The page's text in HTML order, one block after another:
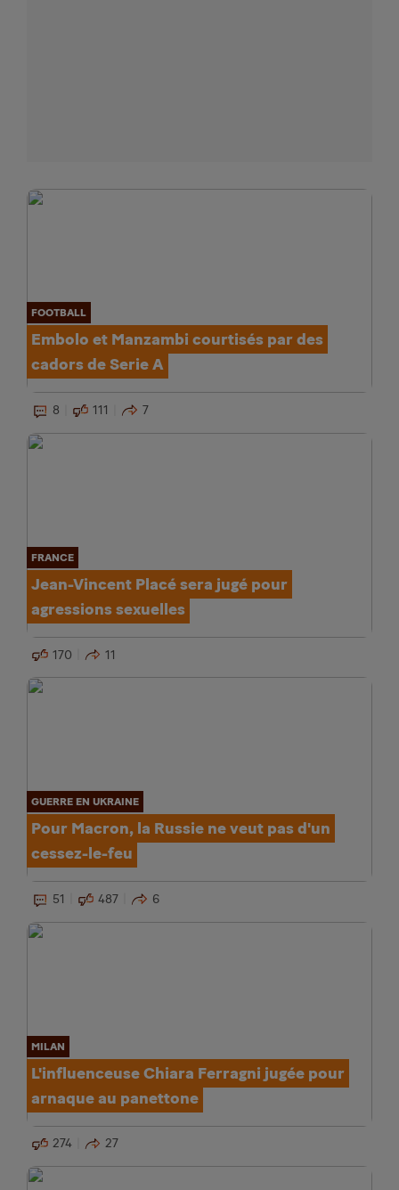
FOOTBALL
Embolo et Manzambi courtisés par des
cadors de Serie A
8 111 7
FRANCE
Jean-Vincent Placé sera jugé pour
agressions sexuelles
170 11
GUERRE EN UKRAINE
Pour Macron, la Russie ne veut pas d'un
cessez-le-feu
51 487 6
MILAN
L'influenceuse Chiara Ferragni jugée pour
arnaque au panettone
274 27